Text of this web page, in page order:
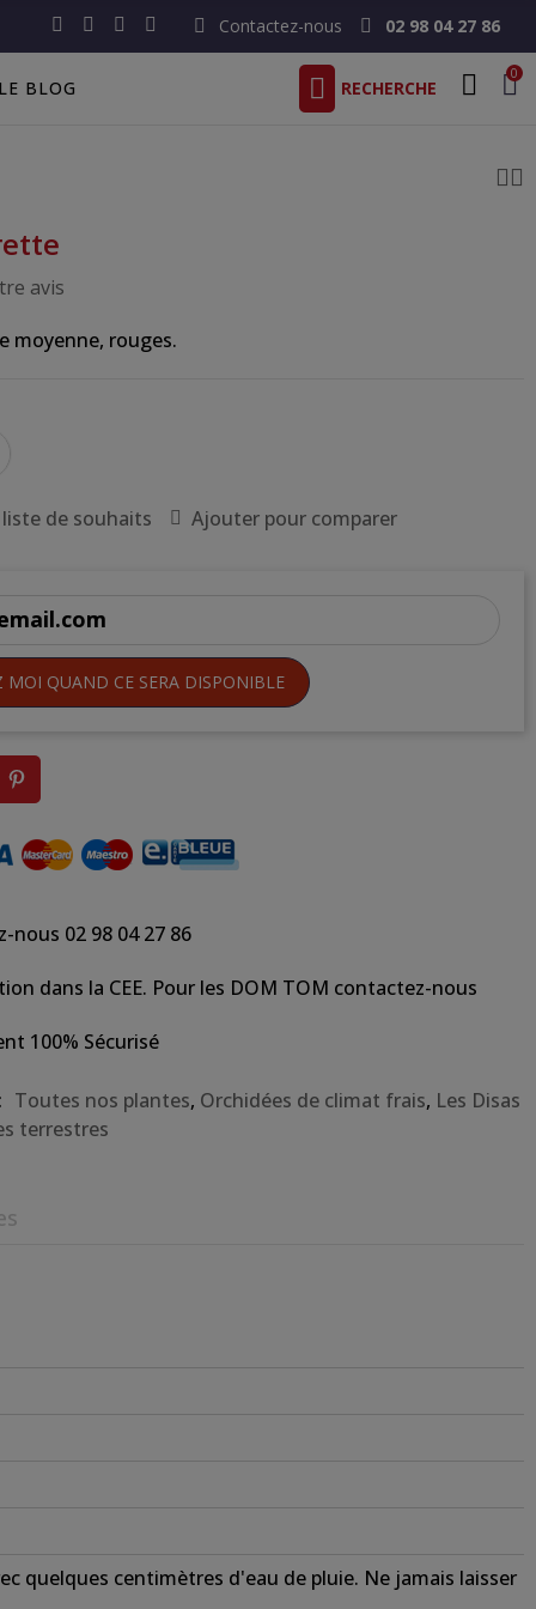
Contactez-nous 02 98 04 27 86
LE BLOG
0
avis
moyenne, rouges.
de souhaits Ajouter pour comparer
MOI QUAND CE SERA DISPONIBLE
nous 02 98 04 27 86
dans la CEE. Pour les DOM TOM contactez-nous
100% Sécurisé
Toutes nos plantes, Orchidées de climat frais, Les Disas
terrestres
quelques centimètres d'eau de pluie. Ne jamais laisser